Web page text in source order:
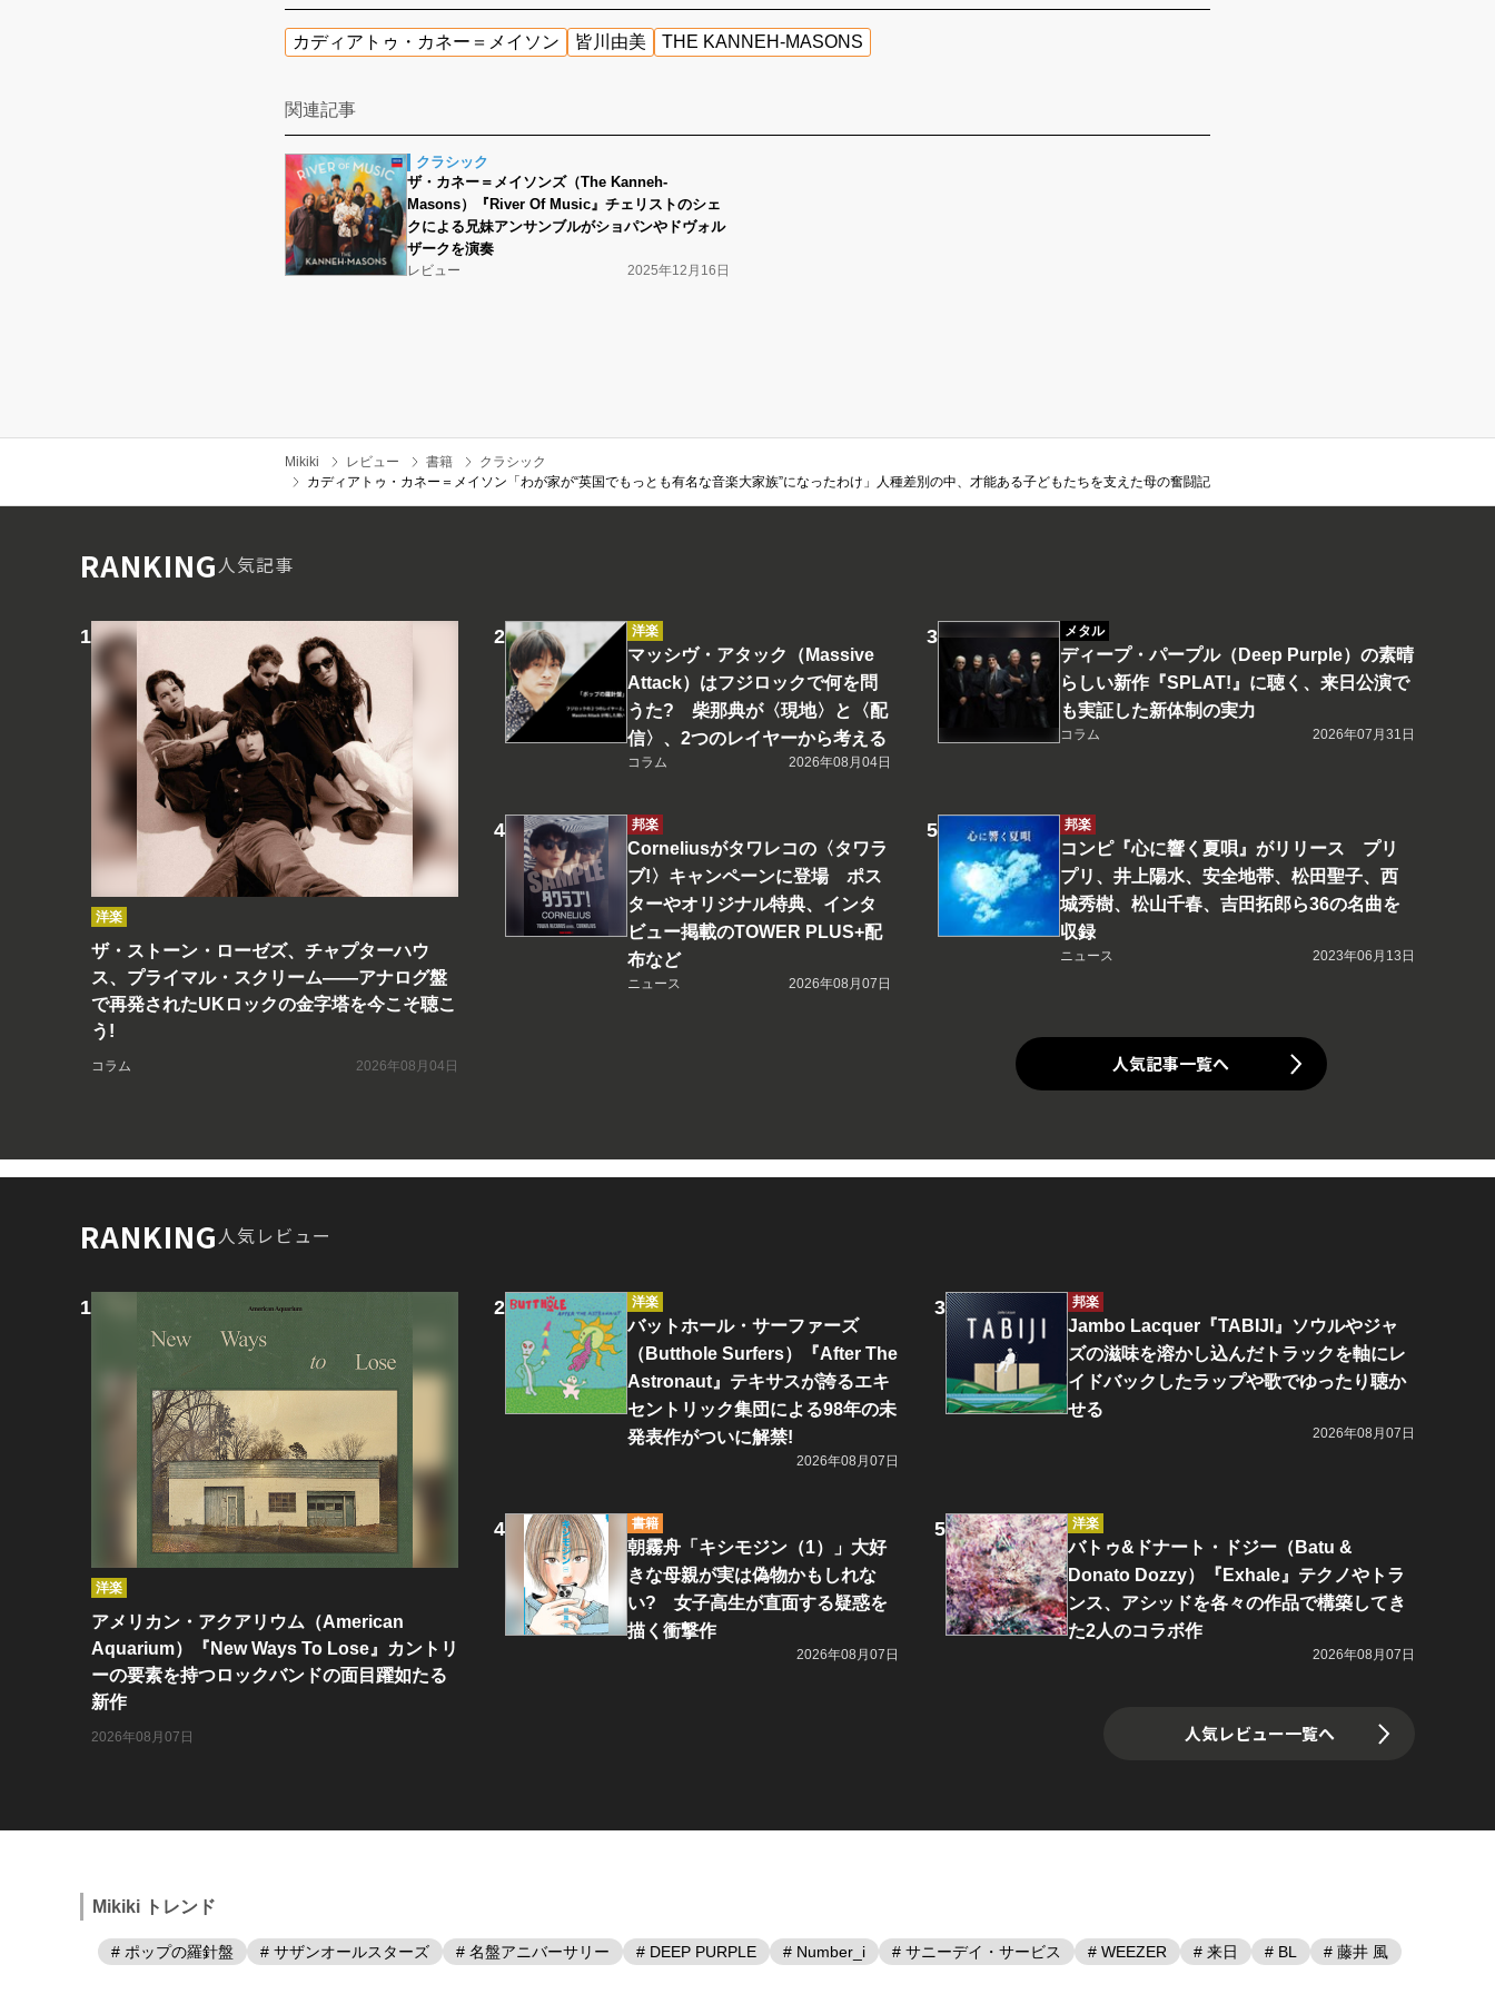
カディアトゥ・カネー＝メイソン 皆川由美 THE KANNEH-MASONS
関連記事
クラシック
ザ・カネー＝メイソンズ（The Kanneh-
Masons）『River Of Music』チェリストのシェ
クによる兄妹アンサンブルがショパンやドヴォル
ザークを演奏
レビュー 2025年12月16日
Mikiki レビュー 書籍
クラシック
カディアトゥ・カネー＝メイソン「わが家が“英国でもっとも有名な音楽大家族”になったわけ」人種差別の中、才能ある子どもたちを支えた母の奮闘記
RANKING人気記事
洋楽
ザ・ストーン・ローゼズ、チャプターハウ
ス、プライマル・スクリーム――アナログ盤
で再発されたUKロックの金字塔を今こそ聴こ
う!
コラム 2026年08月04日
洋楽
マッシヴ・アタック（Massive
Attack）はフジロックで何を問
うた? 柴那典が〈現地〉と〈配
信〉、2つのレイヤーから考える
コラム 2026年08月04日
メタル
ディープ・パープル（Deep Purple）の素晴
らしい新作『SPLAT!』に聴く、来日公演で
も実証した新体制の実力
コラム 2026年07月31日
邦楽
Corneliusがタワレコの〈タワラ
ブ!〉キャンペーンに登場 ポス
ターやオリジナル特典、インタ
ビュー掲載のTOWER PLUS+配
布など
ニュース 2026年08月07日
邦楽
コンピ『心に響く夏唄』がリリース プリ
プリ、井上陽水、安全地帯、松田聖子、西
城秀樹、松山千春、吉田拓郎ら36の名曲を
収録
ニュース 2023年06月13日
人気記事一覧へ
RANKING人気レビュー
洋楽
アメリカン・アクアリウム（American
Aquarium）『New Ways To Lose』カントリ
ーの要素を持つロックバンドの面目躍如たる
新作
2026年08月07日
洋楽
バットホール・サーファーズ
（Butthole Surfers）『After The
Astronaut』テキサスが誇るエキ
セントリック集団による98年の未
発表作がついに解禁!
2026年08月07日
邦楽
Jambo Lacquer『TABIJI』ソウルやジャ
ズの滋味を溶かし込んだトラックを軸にレ
イドバックしたラップや歌でゆったり聴か
せる
2026年08月07日
書籍
朝霧舟「キシモジン（1）」大好
きな母親が実は偽物かもしれな
い? 女子高生が直面する疑惑を
描く衝撃作
2026年08月07日
洋楽
バトゥ&ドナート・ドジー（Batu &
Donato Dozzy）『Exhale』テクノやトラ
ンス、アシッドを各々の作品で構築してき
た2人のコラボ作
2026年08月07日
人気レビュー一覧へ
Mikiki トレンド
# ポップの羅針盤 # サザンオールスターズ # 名盤アニバーサリー # DEEP PURPLE # Number_i # サニーデイ・サービス # WEEZER # 来日 # BL # 藤井 風